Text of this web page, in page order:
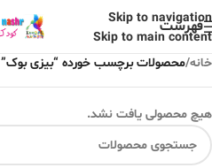
Skip to navigation
Skip to main content
فهرست
خانه/محصولات برچسب خورده “بیزی بوک”
هیچ محصولی یافت نشد.